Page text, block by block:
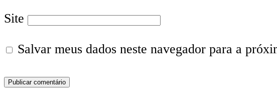
Site
Salvar meus dados neste navegador para a